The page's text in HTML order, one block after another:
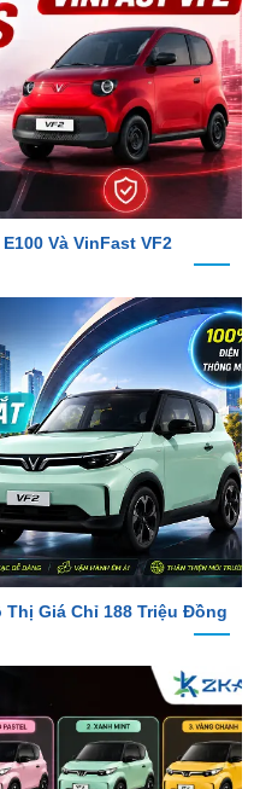
Và VinFast VF2
Thị Giá Chỉ 188 Triệu Đồng